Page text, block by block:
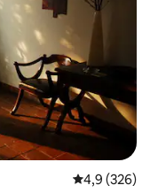
4,9 av 5 i
4,9 (326)